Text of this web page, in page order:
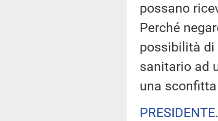
possano
Perché
possibilità di
sanitario ad
una
PRESIDENTE